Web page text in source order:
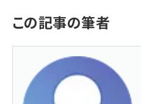
この記事の筆者